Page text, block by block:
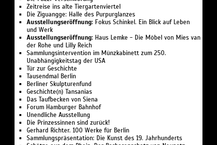
Zeitreise ins alte Tiergartenviertel
Die Ziguangge: Halle des Purpurglanzes
Ausstellungseröffnung: Fokus Schinkel. Ein Blick auf Leben
und Werk
Ausstellungseröffnung: Haus Lemke - Die Möbel von Mies van
der Rohe und Lilly Reich
Sammlungsintervention im Münzkabinett zum 250.
Unabhängigkeitstag der USA
Tür zur Geschichte
Tausendmal Berlin
Berliner Skulpturenfund
Geschichte(n) Tansanias
Das Taufbecken von Siena
Forum Hamburger Bahnhof
Unendliche Ausstellung
Die Prinzessinnen sind zurück!
Gerhard Richter. 100 Werke für Berlin
Sammlungspräsentation: Die Kunst des 19. Jahrhunderts